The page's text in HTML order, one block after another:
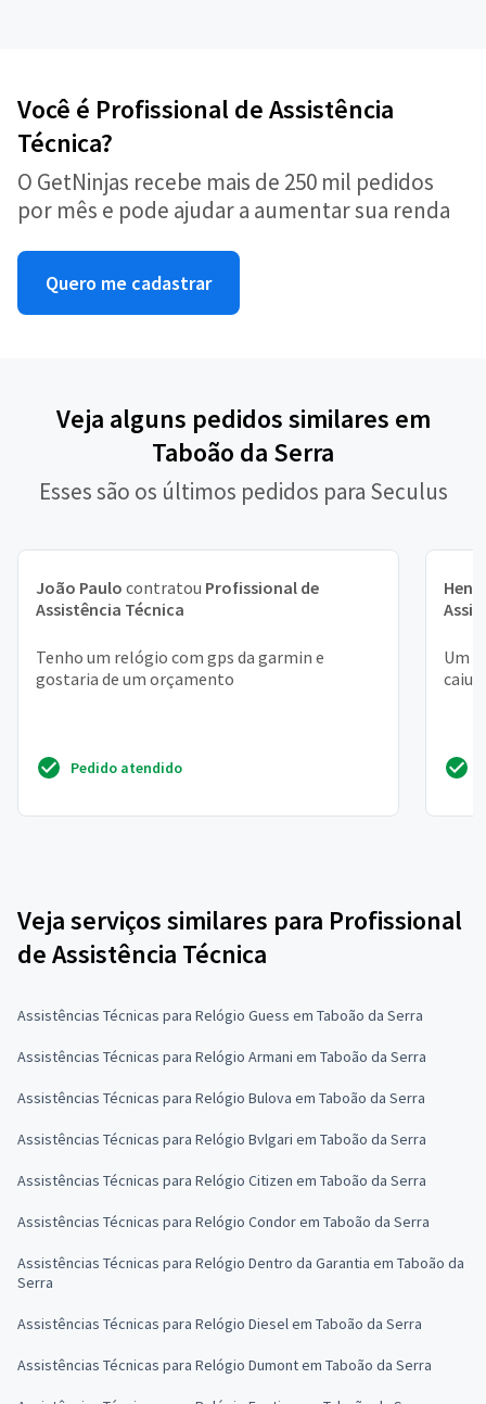
Você é Profissional de Assistência
Técnica?
O GetNinjas recebe mais de 250 mil pedidos
por mês e pode ajudar a aumentar sua renda
Quero me cadastrar
Veja alguns pedidos similares em
Taboão da Serra
Esses são os últimos pedidos para Seculus
João Paulo contratou Profissional de
Assistência Técnica
Tenho um relógio com gps da garmin e
gostaria de um orçamento
Pedido atendido
Um
caiu
Veja serviços similares para Profissional
de Assistência Técnica
Assistências Técnicas para Relógio Guess em Taboão da Serra
Assistências Técnicas para Relógio Armani em Taboão da Serra
Assistências Técnicas para Relógio Bulova em Taboão da Serra
Assistências Técnicas para Relógio Bvlgari em Taboão da Serra
Assistências Técnicas para Relógio Citizen em Taboão da Serra
Assistências Técnicas para Relógio Condor em Taboão da Serra
Assistências Técnicas para Relógio Dentro da Garantia em Taboão da
Serra
Assistências Técnicas para Relógio Diesel em Taboão da Serra
Assistências Técnicas para Relógio Dumont em Taboão da Serra